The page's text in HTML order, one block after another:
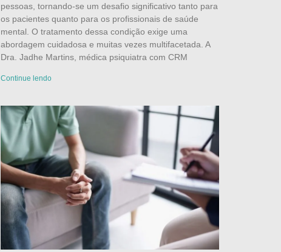
pessoas, tornando-se um desafio significativo tanto para
os pacientes quanto para os profissionais de saúde
mental. O tratamento dessa condição exige uma
abordagem cuidadosa e muitas vezes multifacetada. A
Dra. Jadhe Martins, médica psiquiatra com CRM
Continue lendo